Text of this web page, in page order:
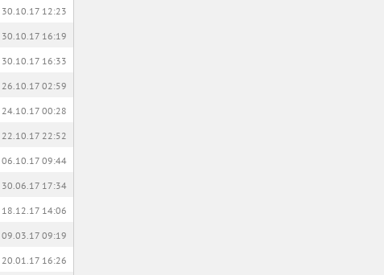
30.10.17 12:23
30.10.17 16:19
30.10.17 16:33
26.10.17 02:59
24.10.17 00:28
22.10.17 22:52
06.10.17 09:44
30.06.17 17:34
18.12.17 14:06
09.03.17 09:19
20.01.17 16:26